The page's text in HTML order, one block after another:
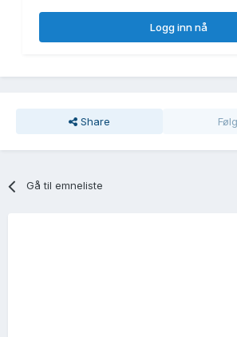
Logg inn nå
Share
Gå til emneliste